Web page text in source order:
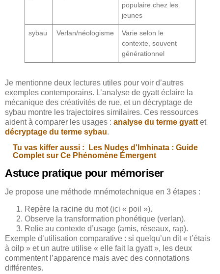
populaire chez les
jeunes
sybau Verlan/néologisme
Varie selon le
contexte, souvent
générationnel
Je mentionne deux lectures utiles pour voir d’autres
exemples contemporains. L’analyse de gyatt éclaire la
mécanique des créativités de rue, et un décryptage de
sybau montre les trajectoires similaires. Ces ressources
aident à comparer les usages : analyse du terme gyatt et
décryptage du terme sybau.
Tu vas kiffer aussi :
Les Nudes d'Imhinata : Guide
Complet sur Ce Phénomène Émergent
Astuce pratique pour mémoriser
Je propose une méthode mnémotechnique en 3 étapes :
Repère la racine du mot (ici « poil »).
Observe la transformation phonétique (verlan).
Relie au contexte d’usage (amis, réseaux, rap).
Exemple d’utilisation comparative : si quelqu’un dit « t’étais
à oilp » et un autre utilise « elle fait la gyatt », les deux
commentent l’apparence mais avec des connotations
différentes.